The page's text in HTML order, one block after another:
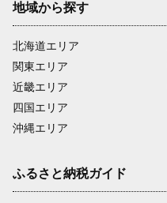
地域から探す
北海道エリア
関東エリア
近畿エリア
四国エリア
沖縄エリア
ふるさと納税ガイド